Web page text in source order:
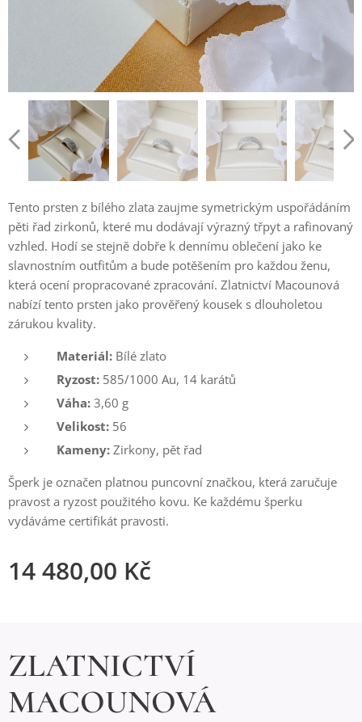
Tento prsten z bílého zlata zaujme symetrickým uspořádáním
pěti řad zirkonů, které mu dodávají výrazný třpyt a rafinovaný
vzhled. Hodí se stejně dobře k dennímu oblečení jako ke
slavnostním outfitům a bude potěšením pro každou ženu,
která ocení propracované zpracování. Zlatnictví Macounová
nabízí tento prsten jako prověřený kousek s dlouholetou
zárukou kvality.
Materiál: Bílé zlato
Ryzost: 585/1000 Au, 14 karátů
Váha: 3,60 g
Velikost: 56
Kameny: Zirkony, pět řad
Šperk je označen platnou puncovní značkou, která zaručuje
pravost a ryzost použitého kovu. Ke každému šperku
vydáváme certifikát pravosti.
14 480,00 Kč
ZLATNICTVÍ
MACOUNOVÁ